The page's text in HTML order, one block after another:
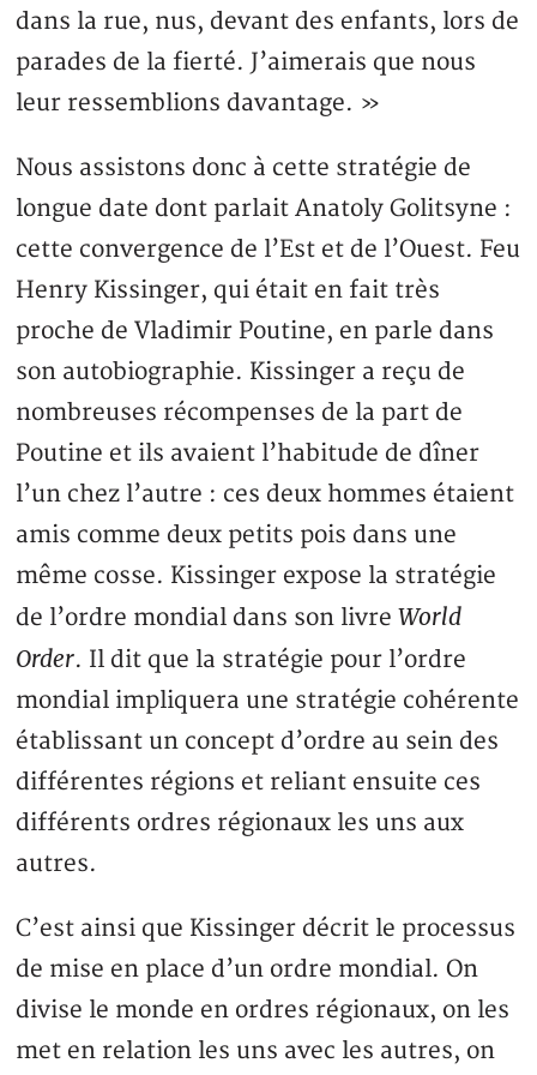
dans la rue, nus, devant des enfants, lors de
parades de la fierté. J’aimerais que nous
leur ressemblions davantage. »
Nous assistons donc à cette stratégie de
longue date dont parlait Anatoly Golitsyne :
cette convergence de l’Est et de l’Ouest. Feu
Henry Kissinger, qui était en fait très
proche de Vladimir Poutine, en parle dans
son autobiographie. Kissinger a reçu de
nombreuses récompenses de la part de
Poutine et ils avaient l’habitude de dîner
l’un chez l’autre : ces deux hommes étaient
amis comme deux petits pois dans une
même cosse. Kissinger expose la stratégie
de l’ordre mondial dans son livreWorld
Order. Il dit que la stratégie pour l’ordre
mondial impliquera une stratégie cohérente
établissant un concept d’ordre au sein des
différentes régions et reliant ensuite ces
différents ordres régionaux les uns aux
autres.
C’est ainsi que Kissinger décrit le processus
de mise en place d’un ordre mondial. On
divise le monde en ordres régionaux, on les
met en relation les uns avec les autres, on